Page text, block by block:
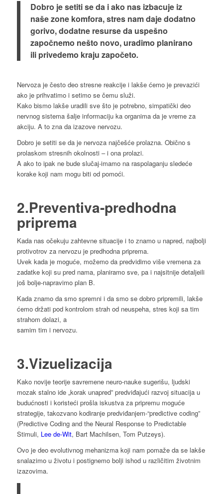
Dobro je setiti se da i ako nas izbacuje iz
naše zone komfora, stres nam daje dodatno
gorivo, dodatne resurse da uspešno
započnemo nešto novo, uradimo planirano
ili privedemo kraju započeto.
Nervoza je često deo stresne reakcije i lakše ćemo je prevazići
ako je prihvatimo i setimo se čemu služi.
Kako bismo lakše uradili sve što je potrebno, simpatički deo
nervnog sistema šalje informaciju ka organima da je vreme za
akciju. A to zna da izazove nervozu.
Dobro je setiti se da je nervoza najčešće prolazna. Obično s
prolaskom stresnih okolnosti – i ona prolazi.
A ako to ipak ne bude slučaj-imamo na raspolaganju sledeće
korake koji nam mogu biti od pomoći.
2.Preventiva-predhodna
priprema
Kada nas očekuju zahtevne situacije i to znamo u napred, najbolji
protivotrov za nervozu je predhodna priprema.
Uvek kada je moguće, možemo da predvidimo više vremena za
zadatke koji su pred nama, planiramo sve, pa i najsitnije detaljeili
još bolje-napravimo plan B.
Kada znamo da smo spremni i da smo se dobro pripremili, lakše
ćemo držati pod kontrolom strah od neuspeha, stres koji sa tim
strahom dolazi, a
samim tim i nervozu.
3.Vizuelizacija
Kako novije teorije savremene neuro-nauke sugerišu, ljudski
mozak stalno ide „korak unapred” predviđajući razvoj situacija u
budućnosti i koristeći prošla iskustva za pripremu moguće
strategije, takozvano kodiranje predviđanjem-“predictive coding”
(Predictive Coding and the Neural Response to Predictable
Stimuli, Lee de-Wit, Bart Machilsen, Tom Putzeys).
Ovo je deo evolutivnog mehanizma koji nam pomaže da se lakše
snalazimo u životu i postignemo bolji ishod u različitim životnim
izazovima.